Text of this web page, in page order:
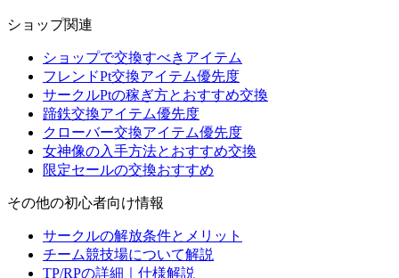
ショップ関連
ショップで交換すべきアイテム
フレンドPt交換アイテム優先度
サークルPtの稼ぎ方とおすすめ交換
蹄鉄交換アイテム優先度
クローバー交換アイテム優先度
女神像の入手方法とおすすめ交換
限定セールの交換おすすめ
その他の初心者向け情報
サークルの解放条件とメリット
チーム競技場について解説
TP/RPの詳細｜仕様解説